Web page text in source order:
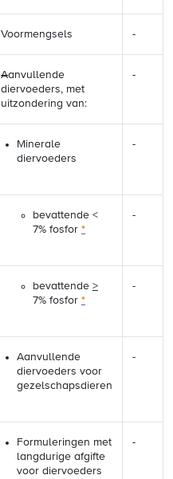
Voormengsels -
Aanvullende
diervoeders, met
uitzondering van:
-
Minerale
diervoeders
-
bevattende <
7% fosfor *
-
bevattende >
7% fosfor *
-
Aanvullende
diervoeders voor
gezelschapsdieren
-
Formuleringen met
langdurige afgifte
voor diervoeders
-